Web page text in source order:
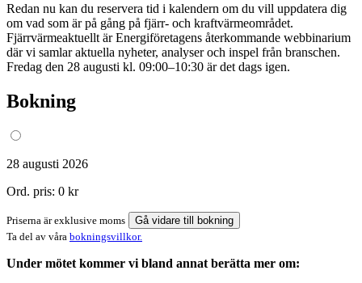
Redan nu kan du reservera tid i kalendern om du vill uppdatera dig
om vad som är på gång på fjärr- och kraftvärmeområdet.
Fjärrvärmeaktuellt är Energiföretagens återkommande webbinarium
där vi samlar aktuella nyheter, analyser och inspel från branschen.
Fredag den 28 augusti kl. 09:00–10:30 är det dags igen.
Bokning
28 augusti 2026
Ord. pris: 0 kr
Priserna är exklusive moms
Gå vidare till bokning
Ta del av våra bokningsvillkor.
Under mötet kommer vi bland annat berätta mer om: